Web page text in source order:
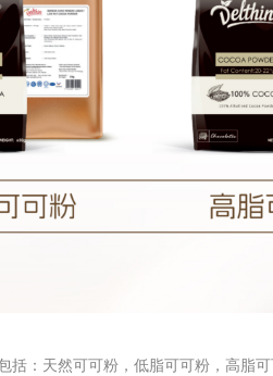
括：天然可可粉，低脂可可粉，高脂